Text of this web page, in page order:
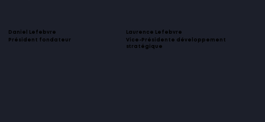
Daniel Lefebvre
Président fondateur
Laurence Lefebvre
Vice-Présidente développement
stratégique